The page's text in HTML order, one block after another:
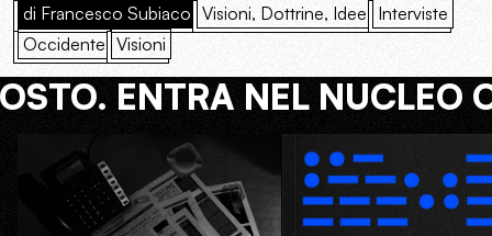
di Francesco Subiaco Visioni, Dottrine, Idee Interviste
Occidente Visioni
ENTRA NEL NUCLEO